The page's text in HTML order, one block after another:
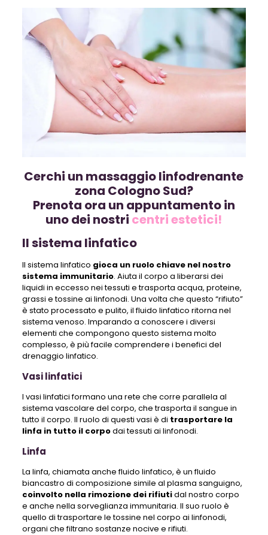
Cerchi un massaggio linfodrenante
zona Cologno Sud?
Prenota ora un appuntamento in
uno dei nostri centri estetici!
Il sistema linfatico
Il sistema linfatico gioca un ruolo chiave nel nostro
sistema immunitario. Aiuta il corpo a liberarsi dei
liquidi in eccesso nei tessuti e trasporta acqua, proteine,
grassi e tossine ai linfonodi. Una volta che questo “rifiuto”
è stato processato e pulito, il fluido linfatico ritorna nel
sistema venoso. Imparando a conoscere i diversi
elementi che compongono questo sistema molto
complesso, è più facile comprendere i benefici del
drenaggio linfatico.
Vasi linfatici
I vasi linfatici formano una rete che corre parallela al
sistema vascolare del corpo, che trasporta il sangue in
tutto il corpo. Il ruolo di questi vasi è di trasportare la
linfa in tutto il corpodai tessuti ai linfonodi.
Linfa
La linfa, chiamata anche fluido linfatico, è un fluido
biancastro di composizione simile al plasma sanguigno,
coinvolto nella rimozione dei rifiutidal nostro corpo
e anche nella sorveglianza immunitaria. Il suo ruolo è
quello di trasportare le tossine nel corpo ai linfonodi,
organi che filtrano sostanze nocive e rifiuti.